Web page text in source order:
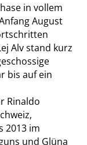
in vollem
August
Alv stand kurz
bis auf ein
Rinaldo
2013 im
und Glüna